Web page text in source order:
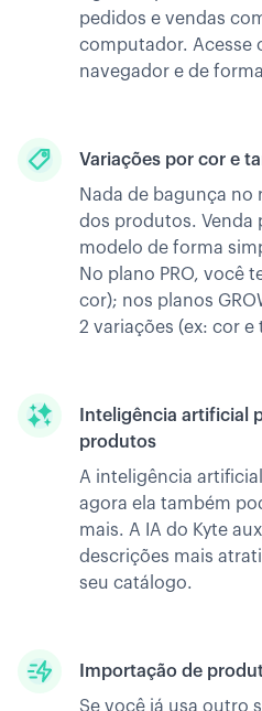
pedidos e vendas
computador. Acesse
navegador e de
Variações por cor e
Nada de bagunça no
dos produtos. Venda
modelo de forma
No plano PRO, você
cor); nos planos
2 variações (ex: cor e
Inteligência artificial
produtos
A inteligência
agora ela também
mais. A IA do Kyte
descrições mais
seu catálogo.
Importação de
Se você já usa outro